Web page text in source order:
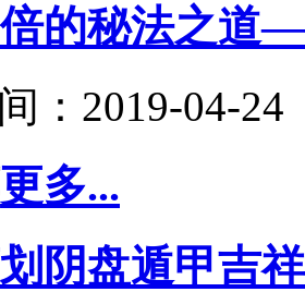
的秘法之道
：2019-04-24
更多...
阴盘遁甲吉